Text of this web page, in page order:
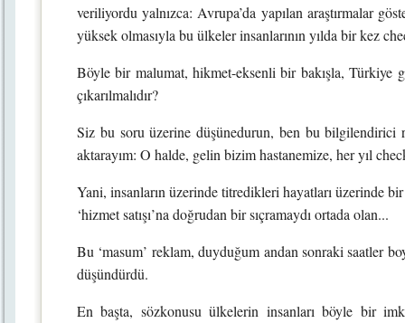
veriliyordu yalnızca: Avrupa’da yapılan araştırmalar
yüksek olmasıyla bu ülkeler insanlarının yılda bir kez
Böyle bir malumat, hikmet-eksenli bir bakışla, Türkiye
çıkarılmalıdır?
Siz bu soru üzerine düşünedurun, ben bu bilgilendirici
aktarayım: O halde, gelin bizim hastanemize, her yıl
Yani, insanların üzerinde titredikleri hayatları üzerinde
‘hizmet satışı’na doğrudan bir sıçramaydı ortada olan...
Bu ‘masum’ reklam, duyduğum andan sonraki saatler
düşündürdü.
En başta, sözkonusu ülkelerin insanları böyle bir